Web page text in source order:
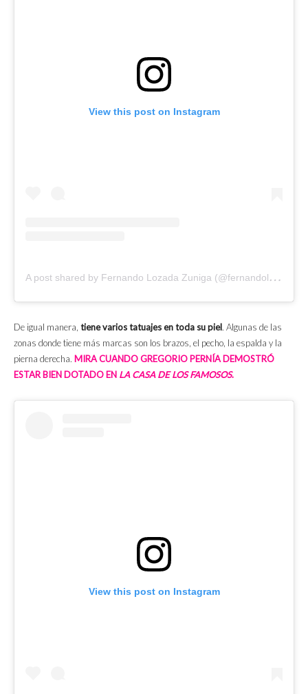
View this post on Instagram
A
post shared by Fernando Lozada Zuniga (@fernandolozu)
De igual manera, tiene varios tatuajes en toda su piel. Algunas de las
zonas donde tiene más marcas son los brazos, el pecho, la espalda y la
pierna derecha. MIRA CUANDO GREGORIO PERNÍA DEMOSTRÓ
ESTAR BIEN DOTADO EN LA CASA DE LOS FAMOSOS.
View this post on Instagram